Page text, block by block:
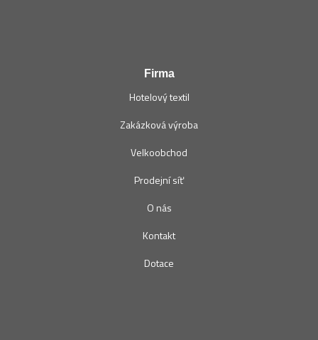
Firma
Hotelový textil
Zakázková výroba
Velkoobchod
Prodejní síť
O nás
Kontakt
Dotace